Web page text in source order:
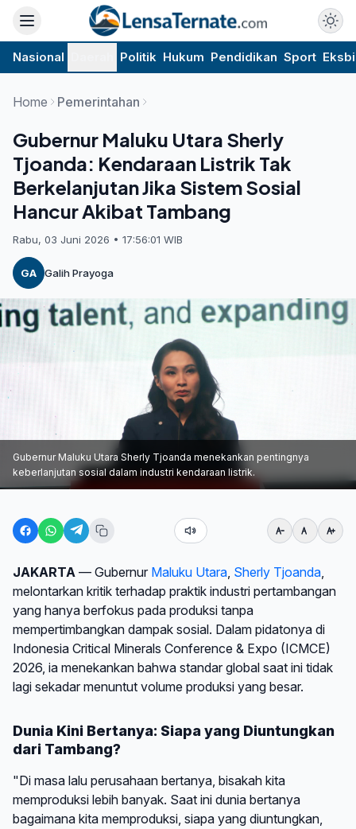
Nasional Politik Hukum Pendidikan Sport
Home Pemerintahan
Gubernur Maluku Utara Sherly
Tjoanda: Kendaraan Listrik Tak
Berkelanjutan Jika Sistem Sosial
Hancur Akibat Tambang
Rabu, 03 Juni 2026 • 17:56:01 WIB
GA Galih Prayoga
Gubernur Maluku Utara Sherly Tjoanda menekankan pentingnya
keberlanjutan sosial dalam industri kendaraan listrik.
JAKARTA — Gubernur Maluku Utara, Sherly Tjoanda,
melontarkan kritik terhadap praktik industri pertambangan
yang hanya berfokus pada produksi tanpa
mempertimbangkan dampak sosial. Dalam pidatonya di
Indonesia Critical Minerals Conference & Expo (ICMCE)
2026, ia menekankan bahwa standar global saat ini tidak
lagi sekadar menuntut volume produksi yang besar.
Dunia Kini Bertanya: Siapa yang Diuntungkan
dari Tambang?
"Di masa lalu perusahaan bertanya, bisakah kita
memproduksi lebih banyak. Saat ini dunia bertanya
bagaimana kita memproduksi, siapa yang diuntungkan,